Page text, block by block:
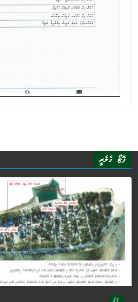
ފޮޓޯ ގެލެރީ